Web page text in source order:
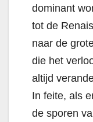
dominant
tot de
naar de
die het
altijd
In feite, als
de sporen